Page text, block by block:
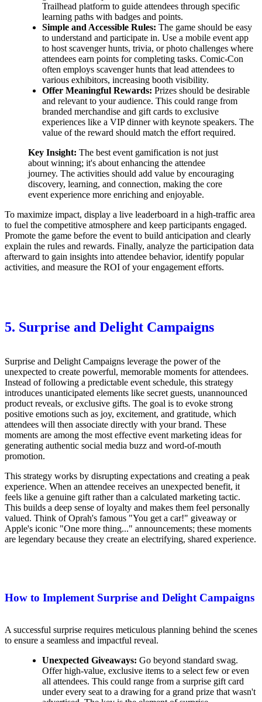
Trailhead platform to guide attendees through specific
learning paths with badges and points.
Simple and Accessible Rules: The game should be easy
to understand and participate in. Use a mobile event app
to host scavenger hunts, trivia, or photo challenges where
attendees earn points for completing tasks. Comic-Con
often employs scavenger hunts that lead attendees to
various exhibitors, increasing booth visibility.
Offer Meaningful Rewards: Prizes should be desirable
and relevant to your audience. This could range from
branded merchandise and gift cards to exclusive
experiences like a VIP dinner with keynote speakers. The
value of the reward should match the effort required.
Key Insight: The best event gamification is not just
about winning; it's about enhancing the attendee
journey. The activities should add value by encouraging
discovery, learning, and connection, making the core
event experience more enriching and enjoyable.
To maximize impact, display a live leaderboard in a high-traffic area
to fuel the competitive atmosphere and keep participants engaged.
Promote the game before the event to build anticipation and clearly
explain the rules and rewards. Finally, analyze the participation data
afterward to gain insights into attendee behavior, identify popular
activities, and measure the ROI of your engagement efforts.
5. Surprise and Delight Campaigns
Surprise and Delight Campaigns leverage the power of the
unexpected to create powerful, memorable moments for attendees.
Instead of following a predictable event schedule, this strategy
introduces unanticipated elements like secret guests, unannounced
product reveals, or exclusive gifts. The goal is to evoke strong
positive emotions such as joy, excitement, and gratitude, which
attendees will then associate directly with your brand. These
moments are among the most effective event marketing ideas for
generating authentic social media buzz and word-of-mouth
promotion.
This strategy works by disrupting expectations and creating a peak
experience. When an attendee receives an unexpected benefit, it
feels like a genuine gift rather than a calculated marketing tactic.
This builds a deep sense of loyalty and makes them feel personally
valued. Think of Oprah's famous "You get a car!" giveaway or
Apple's iconic "One more thing..." announcements; these moments
are legendary because they create an electrifying, shared experience.
How to Implement Surprise and Delight Campaigns
A successful surprise requires meticulous planning behind the scenes
to ensure a seamless and impactful reveal.
Unexpected Giveaways: Go beyond standard swag.
Offer high-value, exclusive items to a select few or even
all attendees. This could range from a surprise gift card
under every seat to a drawing for a grand prize that wasn't